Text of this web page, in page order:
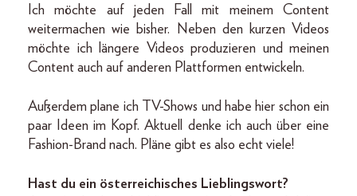
Ich möchte auf jeden Fall mit meinem Content
weitermachen wie bisher. Neben den kurzen Videos
möchte ich längere Videos produzieren und meinen
Content auch auf anderen Plattformen entwickeln.
Außerdem plane ich TV-Shows und habe hier schon ein
paar Ideen im Kopf. Aktuell denke ich auch über eine
Fashion-Brand nach. Pläne gibt es also echt viele!
Hast du ein österreichisches Lieblingswort?